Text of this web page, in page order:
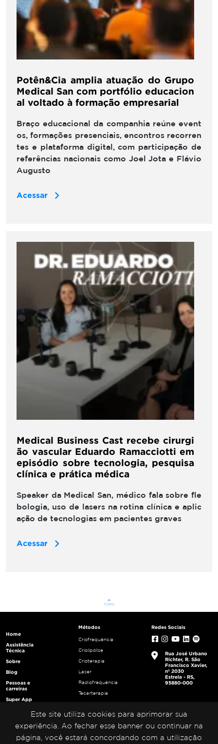
Este site utiliza cookies para aprimorar sua
experiência. Ao fechar esse banner ou continuar na
página, você estará concordando com a utilização
Potên&Cia amplia atuação do Grupo
Medical San com portfólio educacion
al voltado à formação empresarial
Braço educacional da companhia reúne event
os, formações presenciais, encontros recorren
tes e plataforma digital, com participação de
referências nacionais como Joel Jota e Flávio
Augusto
Acessar
Medical Business Cast recebe cirurgi
ão vascular Eduardo Ramacciotti em
episódio sobre tecnologia, pesquisa
clínica e prática médica
Speaker da Medical San, médico fala sobre fle
bologia, uso de lasers na rotina clínica e aplic
ação de tecnologias em pacientes graves
Acessar
keyboard_arrow_up
TOPO
Home
Assistência
Técnica
Sobre
Blog
Pessoas e
carreiras
Super App
Multiplicadores
Portal da
Métodos
Criofrequência
Criolipólise
Crioterapia
Laser
Radiofrequência
Tecarterapia
Ultrafrequência
Ultrassom
Redes Sociais
Rua José Urbano
Richter, R. São
Francisco Xavier,
nº 2030
Estrela - RS,
95880-000